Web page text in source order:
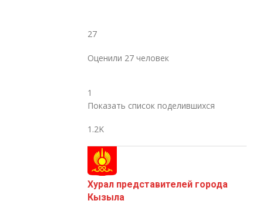
27
Оценили 27 человек
1
Показать список поделившихся
1.2K
Хурал представителей города
Кызыла